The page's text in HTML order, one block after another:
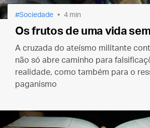
Sociedade 4 min
Os frutos de uma vida
A cruzada do ateísmo militante
não só abre caminho para
realidade, como também para o
paganismo